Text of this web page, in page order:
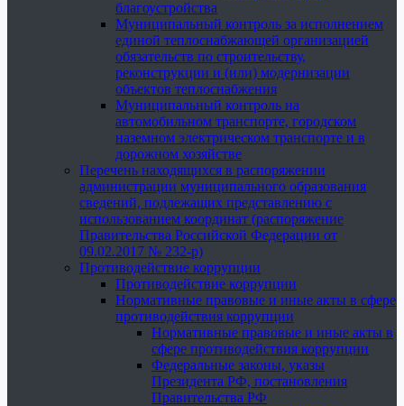
благоустройства
Муниципальный контроль за исполнением
единой теплоснабжающей организацией
обязательств по строительству,
реконструкции и (или) модернизации
объектов теплоснабжения
Муниципальный контроль на
автомобильном транспорте, городском
наземном электрическом транспорте и в
дорожном хозяйстве
Перечень находящихся в распоряжении
администрации муниципального образования
сведений, подлежащих представлению с
использованием координат (распоряжение
Правительства Российской Федерации от
09.02.2017 № 232-р)
Противодействие коррупции
Противодействие коррупции
Нормативные правовые и иные акты в сфере
противодействия коррупции
Нормативные правовые и иные акты в
сфере противодействия коррупции
Федеральные законы, указы
Президента РФ, постановления
Правительства РФ